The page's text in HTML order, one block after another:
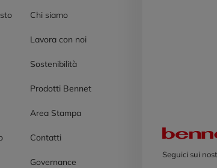
Chi siamo
Lavora con noi
Sostenibilità
Prodotti Bennet
Area Stampa
Contatti
Governance
Seguici sui